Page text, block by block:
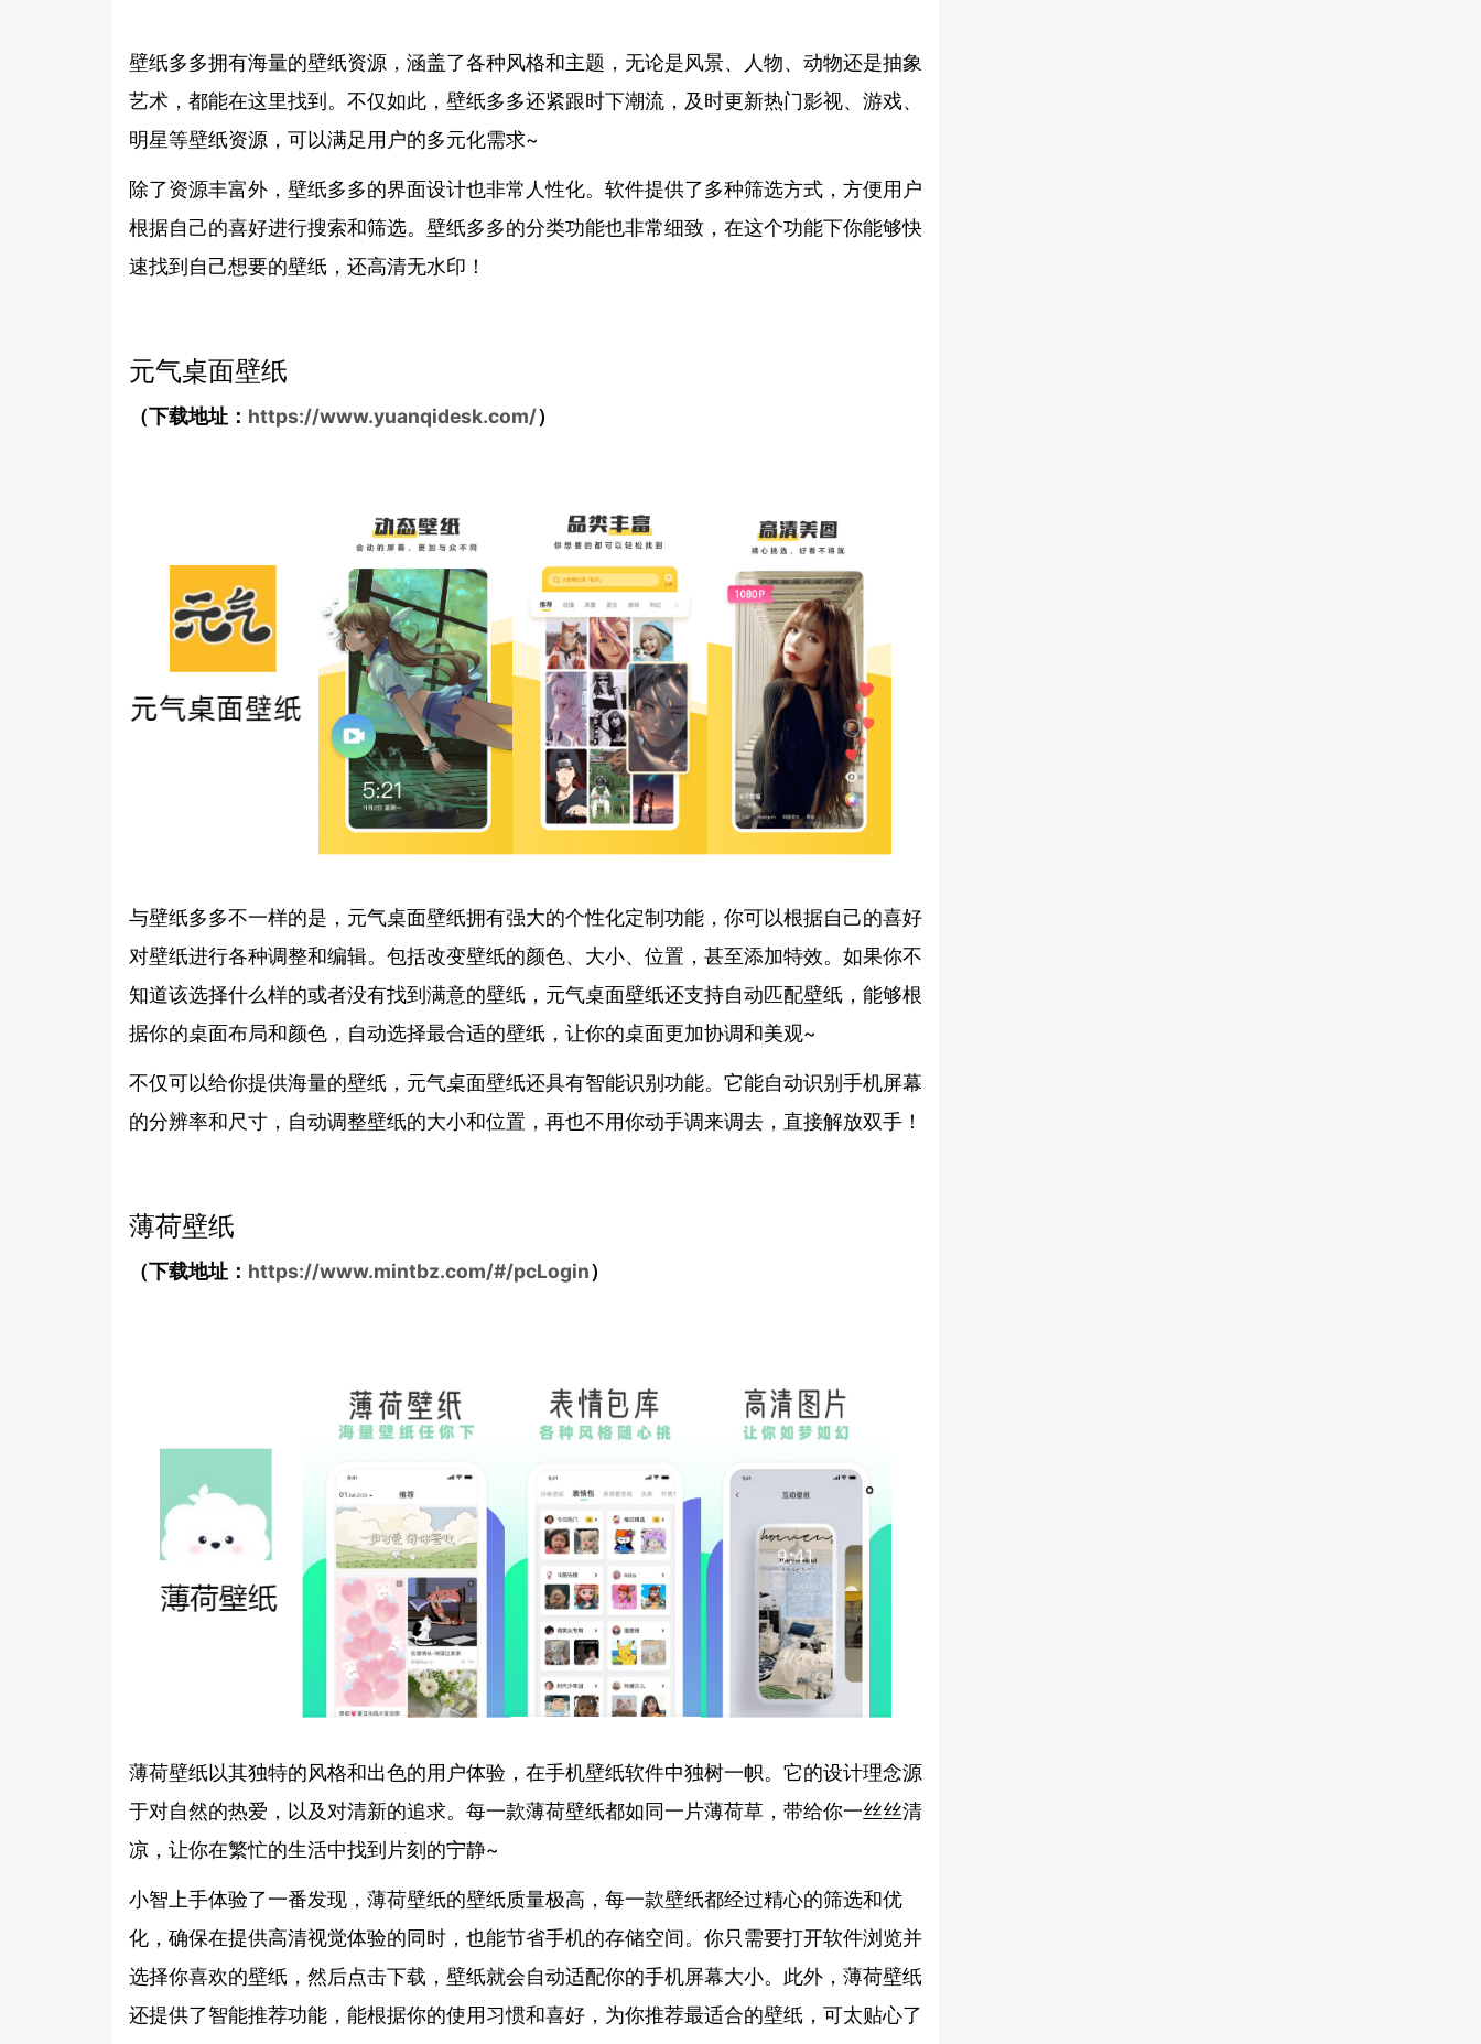
壁纸多多拥有海量的壁纸资源，涵盖了各种风格和主题，无论是风景、人物、动物还是抽象
艺术，都能在这里找到。不仅如此，壁纸多多还紧跟时下潮流，及时更新热门影视、游戏、
明星等壁纸资源，可以满足用户的多元化需求~
除了资源丰富外，壁纸多多的界面设计也非常人性化。软件提供了多种筛选方式，方便用户
根据自己的喜好进行搜索和筛选。壁纸多多的分类功能也非常细致，在这个功能下你能够快
速找到自己想要的壁纸，还高清无水印！
元气桌面壁纸
（下载地址： https://www.yuanqidesk.com/）
与壁纸多多不一样的是，元气桌面壁纸拥有强大的个性化定制功能，你可以根据自己的喜好
对壁纸进行各种调整和编辑。包括改变壁纸的颜色、大小、位置，甚至添加特效。如果你不
知道该选择什么样的或者没有找到满意的壁纸，元气桌面壁纸还支持自动匹配壁纸，能够根
据你的桌面布局和颜色，自动选择最合适的壁纸，让你的桌面更加协调和美观~
不仅可以给你提供海量的壁纸，元气桌面壁纸还具有智能识别功能。它能自动识别手机屏幕
的分辨率和尺寸，自动调整壁纸的大小和位置，再也不用你动手调来调去，直接解放双手！
薄荷壁纸
（下载地址： https://www.mintbz.com/#/pcLogin）
薄荷壁纸以其独特的风格和出色的用户体验，在手机壁纸软件中独树一帜。它的设计理念源
于对自然的热爱，以及对清新的追求。每一款薄荷壁纸都如同一片薄荷草，带给你一丝丝清
凉，让你在繁忙的生活中找到片刻的宁静~
小智上手体验了一番发现，薄荷壁纸的壁纸质量极高，每一款壁纸都经过精心的筛选和优
化，确保在提供高清视觉体验的同时，也能节省手机的存储空间。你只需要打开软件浏览并
选择你喜欢的壁纸，然后点击下载，壁纸就会自动适配你的手机屏幕大小。此外，薄荷壁纸
还提供了智能推荐功能，能根据你的使用习惯和喜好，为你推荐最适合的壁纸，可太贴心了